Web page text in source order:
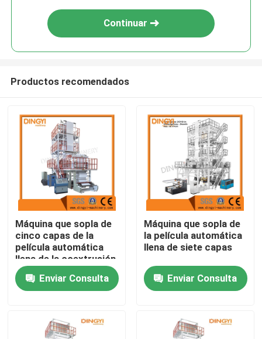
Hogar
Productos
Sobre nosotros
Viaje de la fábrica
Continuar
Productos recomendados
Máquina que sopla de
cinco capas de la
película automática
llena de la coextrusión
Enviar Consulta
Máquina que sopla de
la película automática
llena de siete capas
Enviar Consulta